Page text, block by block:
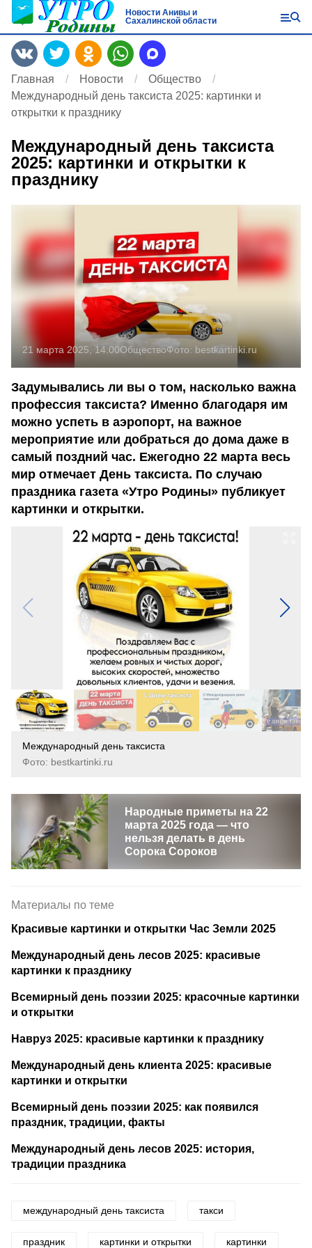
Новости Анивы и
Сахалинской области
Главная Новости
Общество
Международный день таксиста 2025: картинки и
открытки к празднику
Международный день таксиста
2025: картинки и открытки к
празднику
21 марта 2025, 14:00ОбществоФото: bestkartinki.ru
Задумывались ли вы о том, насколько важна
профессия таксиста? Именно благодаря им
можно успеть в аэропорт, на важное
мероприятие или добраться до дома даже в
самый поздний час. Ежегодно 22 марта весь
мир отмечает День таксиста. По случаю
праздника газета «Утро Родины» публикует
картинки и открытки.
Международный день таксиста
Фото: bestkartinki.ru
Народные приметы на 22
марта 2025 года — что
нельзя делать в день
Сорока Сороков
Материалы по теме
Красивые картинки и открытки Час Земли 2025
Международный день лесов 2025: красивые
картинки к празднику
Всемирный день поэзии 2025: красочные картинки
и открытки
Навруз 2025: красивые картинки к празднику
Международный день клиента 2025: красивые
картинки и открытки
Всемирный день поэзии 2025: как появился
праздник, традиции, факты
Международный день лесов 2025: история,
традиции праздника
международный день таксиста такси
праздник картинки и открытки картинки